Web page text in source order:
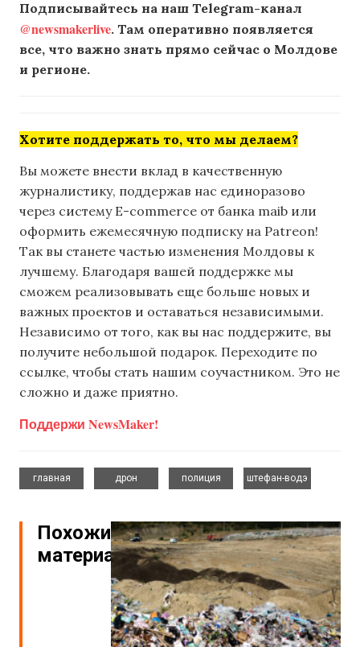
Подписывайтесь на наш Telegram-канал
@newsmakerlive. Там оперативно появляется
все, что важно знать прямо сейчас о Молдове
и регионе.
Хотите поддержать то, что мы делаем?
Вы можете внести вклад в качественную
журналистику, поддержав нас единоразово
через систему E-commerce от банка maib или
оформить ежемесячную подписку на Patreon!
Так вы станете частью изменения Молдовы к
лучшему. Благодаря вашей поддержке мы
сможем реализовывать еще больше новых и
важных проектов и оставаться независимыми.
Независимо от того, как вы нас поддержите, вы
получите небольшой подарок. Переходите по
ссылке, чтобы стать нашим соучастником. Это не
сложно и даже приятно.
Поддержи NewsMaker!
главная
дрон
полиция
штефан-водэ
Похожие
материалы